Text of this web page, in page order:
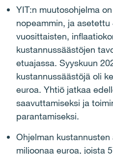
YIT:n muutosohjelma
nopeammin, ja asetettu
vuosittaisten,
kustannussäästöjen
etuajassa. Syyskuun
kustannussäästöjä oli
euroa. Yhtiö jatkaa
saavuttamiseksi ja
parantamiseksi.
Ohjelman
miljoonaa euroa, joista